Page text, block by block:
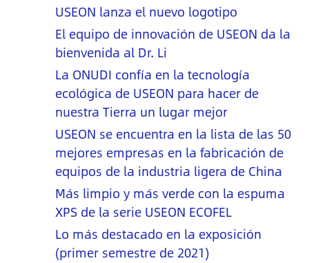
USEON lanza el nuevo logotipo
El equipo de innovación de USEON da la
bienvenida al Dr. Li
La ONUDI confía en la tecnología
ecológica de USEON para hacer de
nuestra Tierra un lugar mejor
USEON se encuentra en la lista de las 50
mejores empresas en la fabricación de
equipos de la industria ligera de China
Más limpio y más verde con la espuma
XPS de la serie USEON ECOFEL
Lo más destacado en la exposición
(primer semestre de 2021)